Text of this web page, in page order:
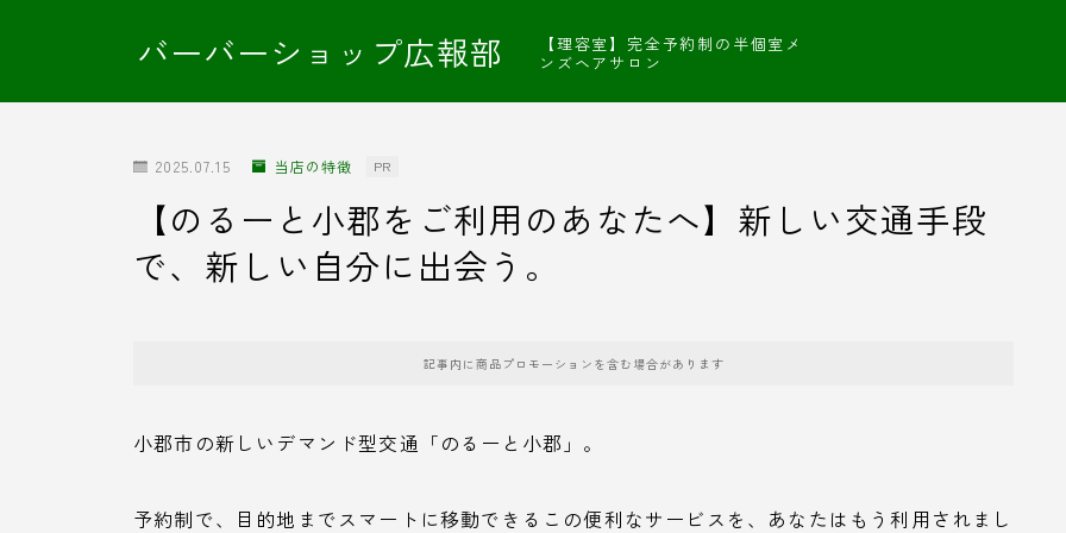
バーバーショップ広報部
【理容室】完全予約制の半個室メ
ンズヘアサロン
2025.07.15 当店の特徴 PR
【のるーと小郡をご利用のあなたへ】新しい交通手段
で、新しい自分に出会う。
記事内に商品プロモーションを含む場合があります
小郡市の新しいデマンド型交通「のるーと小郡」。
予約制で、目的地までスマートに移動できるこの便利なサービスを、あなたはもう利用されまし